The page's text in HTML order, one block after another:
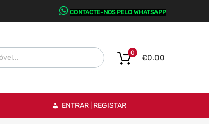
CONTACTE-NOS PELO WHATSAPP
€0.00
0
ENTRAR | REGISTAR